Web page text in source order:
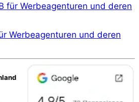
für Werbeagenturen und deren
Werbeagenturen und deren